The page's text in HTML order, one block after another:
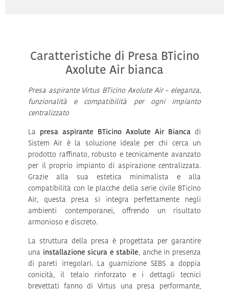
Caratteristiche di Presa BTicino
Axolute Air bianca
Presa aspirante Virtus BTicino Axolute Air – eleganza,
funzionalità e compatibilità per ogni impianto
centralizzato
La presa aspirante BTicino Axolute Air Bianca di
Sistem Air è la soluzione ideale per chi cerca un
prodotto raffinato, robusto e tecnicamente avanzato
per il proprio impianto di aspirazione centralizzata.
Grazie alla sua estetica minimalista e alla
compatibilità con le placche della serie civile BTicino
Air, questa presa si integra perfettamente negli
ambienti contemporanei, offrendo un risultato
armonioso e discreto.
La struttura della presa è progettata per garantire
una installazione sicura e stabile, anche in presenza
di pareti irregolari. La guarnizione SEBS a doppia
conicità, il telaio rinforzato e i dettagli tecnici
brevettati fanno di Virtus una presa performante,